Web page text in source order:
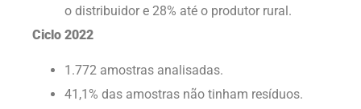
o distribuidor e 28% até o produtor rural.
Ciclo 2022
1.772 amostras analisadas.
41,1% das amostras não tinham resíduos.